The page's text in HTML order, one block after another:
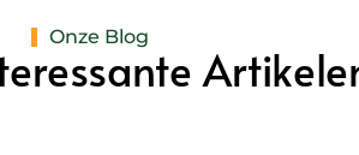
Onze Blog